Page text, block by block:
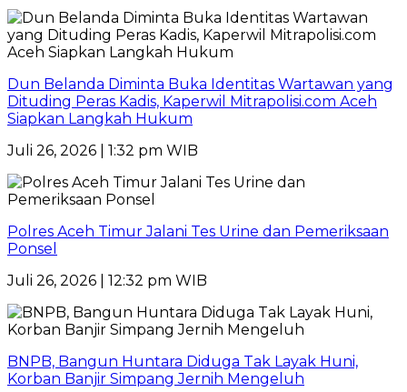
Dun Belanda Diminta Buka Identitas Wartawan yang
Dituding Peras Kadis, Kaperwil Mitrapolisi.com Aceh
Siapkan Langkah Hukum
Juli 26, 2026 | 1:32 pm WIB
Polres Aceh Timur Jalani Tes Urine dan Pemeriksaan
Ponsel
Juli 26, 2026 | 12:32 pm WIB
BNPB, Bangun Huntara Diduga Tak Layak Huni,
Korban Banjir Simpang Jernih Mengeluh